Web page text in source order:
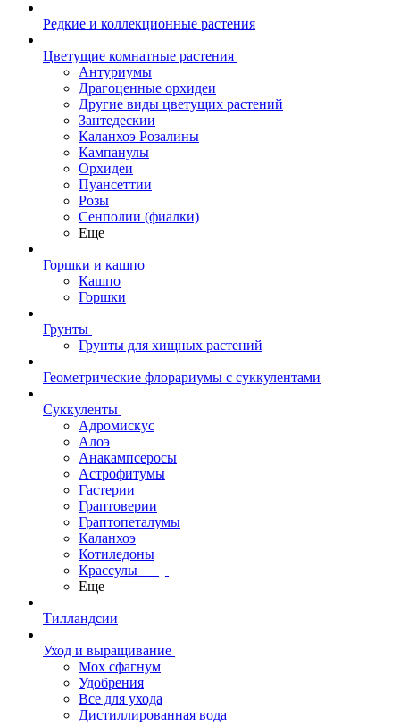
Редкие и коллекционные растения
Цветущие комнатные растения
Антуриумы
Драгоценные орхидеи
Другие виды цветущих растений
Зантедескии
Каланхоэ Розалины
Кампанулы
Орхидеи
Пуансеттии
Розы
Сенполии (фиалки)
Еще
Горшки и кашпо
Кашпо
Горшки
Грунты
Грунты для хищных растений
Геометрические флорариумы с суккулентами
Суккуленты
Адромискус
Алоэ
Анакампсеросы
Астрофитумы
Гастерии
Граптоверии
Граптопеталумы
Каланхоэ
Котиледоны
Крассулы
Еще
Тилландсии
Уход и выращивание
Мох сфагнум
Удобрения
Все для ухода
Дистиллированная вода